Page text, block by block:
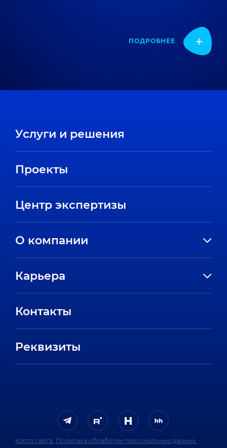
ПОДРОБНЕЕ
Услуги и решения
Проекты
Центр экспертизы
О компании
Направления
Карьера
Контакты
Реквизиты
Карта сайта. Политика обработки персональных данных.